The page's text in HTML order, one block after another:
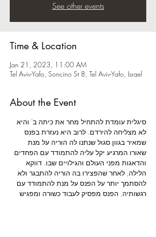
See other events
Time & Location
Jan 21, 2023, 11:00 AM
Tel Aviv-Yafo, Soncino St 8, Tel Aviv-Yafo, Israel
About the Event
סיגלית עומדת להתחיל מחר את כיתה ב' והיא
לא מצליחה להירדם. לרוב היא נעזרת בפנס
שמאיר בגוון סגול שנתנו לה הוריה על מנת
שאורו המרגיע יקל עליה להתמודד עם הפחדים
והדאגות מפני העולם והגילויים שבו. דווקא
הלילה, לאחר שהפצירו בה הוריה להתבגר ולא
להסתמך יותר על הפנס על מנת להתמודד עם
רגשותיה, הפנס מפסיק לעבוד כשורה ומפגיש